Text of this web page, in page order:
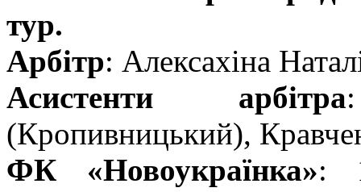
тур.
Арбітр: Алексахіна
Асистенти арбітра
(Кропивницький),
ФК «Новоукраїнка»: